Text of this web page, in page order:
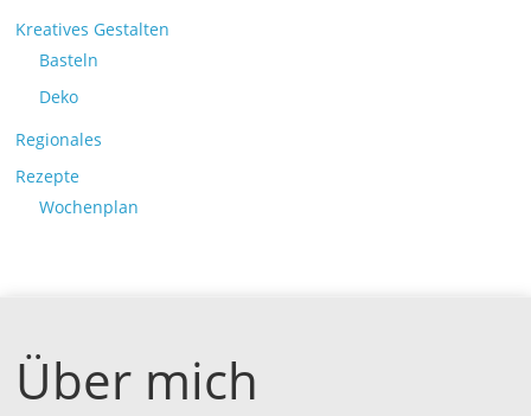
Kreatives Gestalten
Basteln
Deko
Regionales
Rezepte
Wochenplan
Über mich